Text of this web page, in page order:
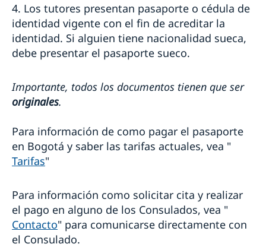
4. Los tutores presentan pasaporte o cédula de
identidad vigente con el fin de acreditar la
identidad. Si alguien tiene nacionalidad sueca,
debe presentar el pasaporte sueco.
Importante, todos los documentos tienen que ser
originales.
Para información de como pagar el pasaporte
en Bogotá y saber las tarifas actuales, vea "
Tarifas"
Para información como solicitar cita y realizar
el pago en alguno de los Consulados, vea "
Contacto" para comunicarse directamente con
el Consulado.